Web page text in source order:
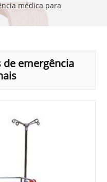
médica para
emergência